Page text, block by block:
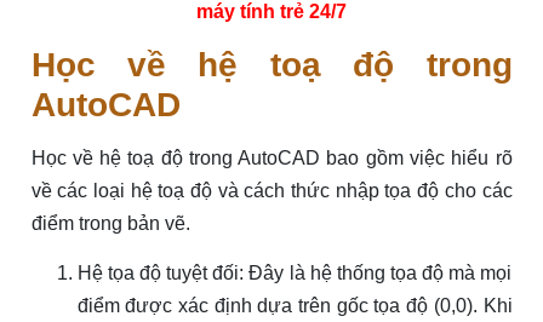
máy tính trẻ 24/7
Học về hệ toạ độ trong
AutoCAD
Học về hệ toạ độ trong AutoCAD bao gồm việc hiểu rõ
về các loại hệ toạ độ và cách thức nhập tọa độ cho các
điểm trong bản vẽ.
Hệ tọa độ tuyệt đối: Đây là hệ thống tọa độ mà mọi
điểm được xác định dựa trên gốc tọa độ (0,0). Khi